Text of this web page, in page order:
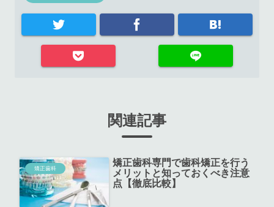
関連記事
矯正歯科
矯正歯科専門で歯科矯正を行う
メリットと知っておくべき注意
点【徹底比較】